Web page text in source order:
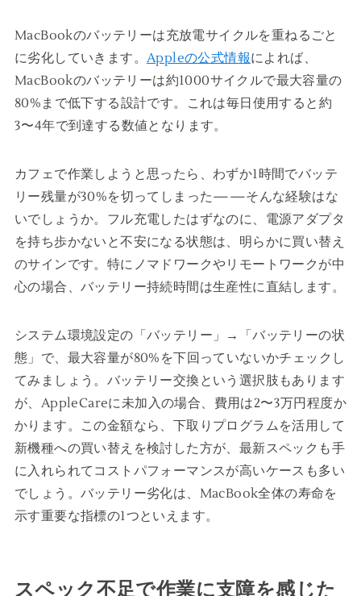
MacBookのバッテリーは充放電サイクルを重ねるごと
に劣化していきます。 Appleの公式情報によれば、
MacBookのバッテリーは約1000サイクルで最大容量の
80%まで低下する設計です。これは毎日使用すると約
3〜4年で到達する数値となります。
カフェで作業しようと思ったら、わずか1時間でバッテ
リー残量が30%を切ってしまった——そんな経験はな
いでしょうか。フル充電したはずなのに、電源アダプタ
を持ち歩かないと不安になる状態は、明らかに買い替え
のサインです。特にノマドワークやリモートワークが中
心の場合、バッテリー持続時間は生産性に直結します。
システム環境設定の「バッテリー」→「バッテリーの状
態」で、最大容量が80%を下回っていないかチェックし
てみましょう。バッテリー交換という選択肢もあります
が、AppleCareに未加入の場合、費用は2〜3万円程度か
かります。この金額なら、下取りプログラムを活用して
新機種への買い替えを検討した方が、最新スペックも手
に入れられてコストパフォーマンスが高いケースも多い
でしょう。バッテリー劣化は、MacBook全体の寿命を
示す重要な指標の1つといえます。
スペック不足で作業に支障を感じた